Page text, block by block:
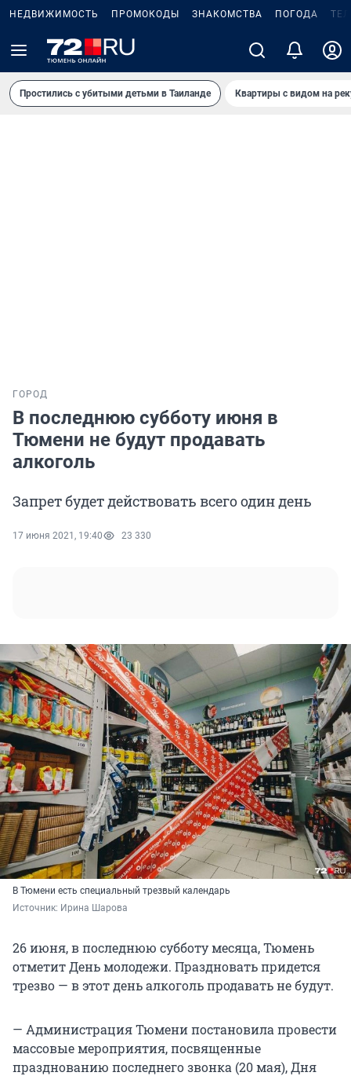
НЕДВИЖИМОСТЬ ПРОМОКОДЫ ЗНАКОМСТВА ПОГОДА
Простились с убитыми детьми в Таиланде Квартиры с видом на
ГОРОД
В последнюю субботу июня в
Тюмени не будут продавать
алкоголь
Запрет будет действовать всего один день
17 июня 2021, 19:40 23 330
В Тюмени есть специальный трезвый календарь
Источник: Ирина Шарова
26 июня, в последнюю субботу месяца, Тюмень
отметит День молодежи. Праздновать придется
трезво — в этот день алкоголь продавать не будут.
— Администрация Тюмени постановила провести
массовые мероприятия, посвященные
празднованию последнего звонка (20 мая), Дня